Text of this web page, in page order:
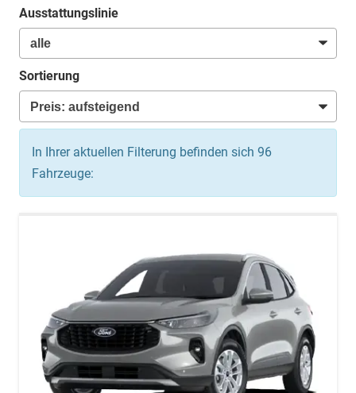
Ausstattungslinie
Sortierung
In Ihrer aktuellen Filterung befinden sich 96
Fahrzeuge: